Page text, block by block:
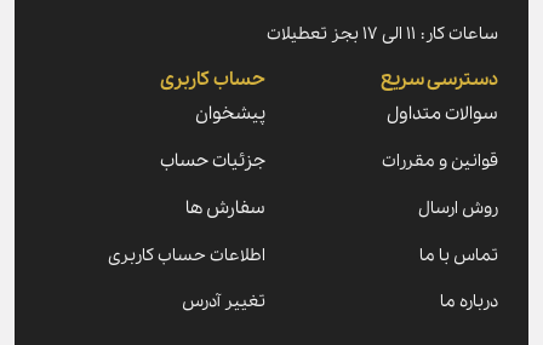
ساعات کار: ۱۱ الی ۱۷ بجز تعطیلات
دسترسی سریع
سوالات متداول
قوانین و مقررات
روش ارسال
تماس با ما
درباره ما
حساب کاربری
پیشخوان
جزئیات حساب
سفارش ها
اطلاعات حساب کاربری
تغییر آدرس